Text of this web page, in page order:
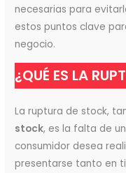
necesarias para
estos puntos clave
negocio.
¿QUÉ ES LA
La ruptura de stock,
stock, es la falta de
consumidor desea
presentarse tanto en